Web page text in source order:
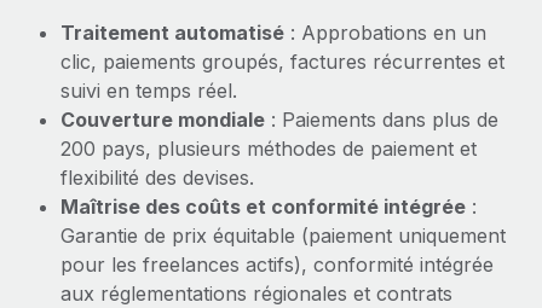
Traitement automatisé : Approbations en un
clic, paiements groupés, factures récurrentes et
suivi en temps réel.
Couverture mondiale : Paiements dans plus de
200 pays, plusieurs méthodes de paiement et
flexibilité des devises.
Maîtrise des coûts et conformité intégrée :
Garantie de prix équitable (paiement uniquement
pour les freelances actifs), conformité intégrée
aux réglementations régionales et contrats